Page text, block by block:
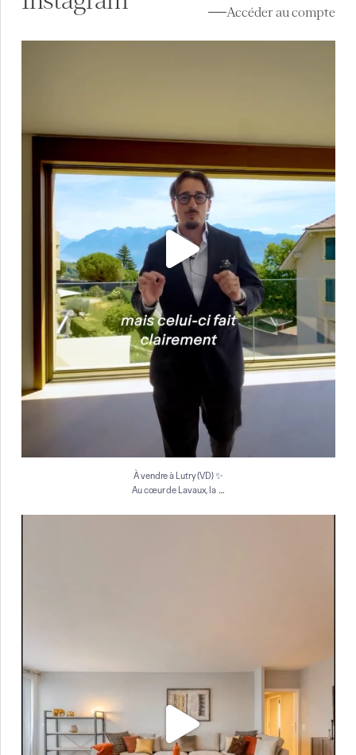
Accéder au compte
À vendre à Lutry (VD) ✨
Au cœur de Lavaux, la …